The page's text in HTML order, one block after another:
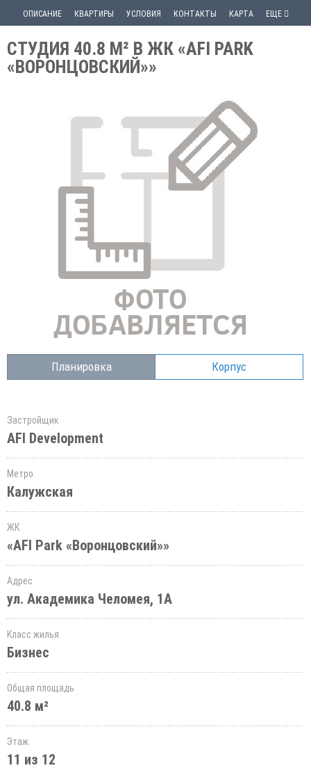
ОПИСАНИЕ КВАРТИРЫ УСЛОВИЯ КОНТАКТЫ КАРТА ЕЩЕ
СТУДИЯ 40.8 М² В ЖК «AFI PARK
«ВОРОНЦОВСКИЙ»»
Планировка Корпус
Застройщик
AFI Development
Метро
Калужская
ЖК
«AFI Park «Воронцовский»»
Адрес
ул. Академика Челомея, 1А
Класс жилья
Бизнес
Общая площадь
40.8 м²
Этаж
11 из 12